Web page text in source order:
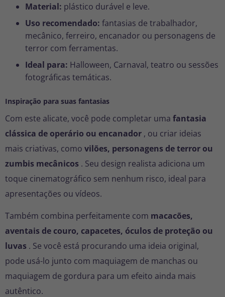
Material: plástico durável e leve.
Uso recomendado: fantasias de trabalhador,
mecânico, ferreiro, encanador ou personagens de
terror com ferramentas.
Ideal para: Halloween, Carnaval, teatro ou sessões
fotográficas temáticas.
Inspiração para suas fantasias
Com este alicate, você pode completar uma fantasia
clássica de operário ou encanador , ou criar ideias
mais criativas, como vilões, personagens de terror ou
zumbis mecânicos . Seu design realista adiciona um
toque cinematográfico sem nenhum risco, ideal para
apresentações ou vídeos.
Também combina perfeitamente com macacões,
aventais de couro, capacetes, óculos de proteção ou
luvas . Se você está procurando uma ideia original,
pode usá-lo junto com maquiagem de manchas ou
maquiagem de gordura para um efeito ainda mais
autêntico.